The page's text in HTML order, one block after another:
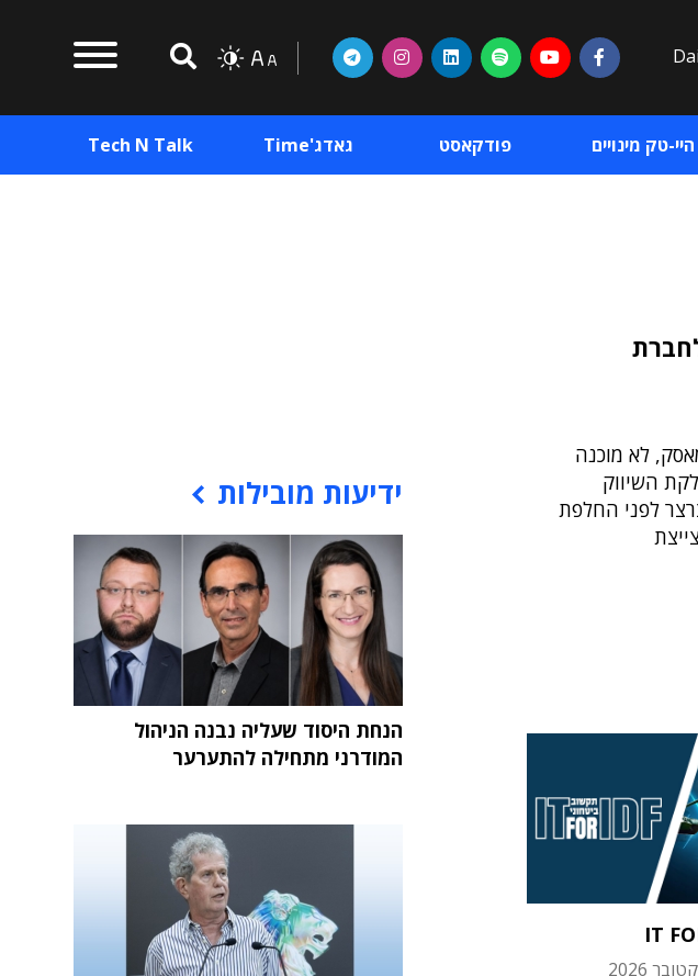
היי-טק מינויים פודקאסט גאדג'Time Tech N Talk
לא מוכנה
השיווק
לפני החלפת
IT
ידיעות מובילות
הנחת היסוד שעליה נבנה הניהול
המודרני מתחילה להתערער